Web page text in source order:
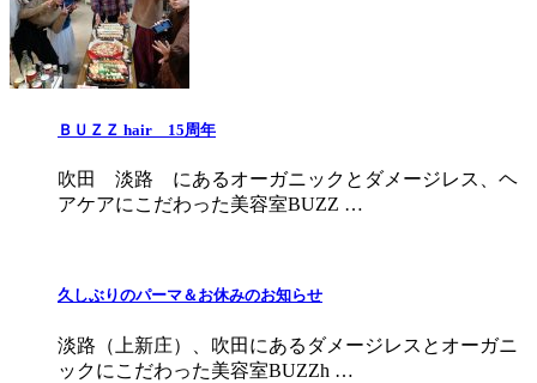
ＢＵＺＺ hair 15周年
吹田 淡路 にあるオーガニックとダメージレス、ヘ
アケアにこだわった美容室BUZZ …
久しぶりのパーマ＆お休みのお知らせ
淡路（上新庄）、吹田にあるダメージレスとオーガニ
ックにこだわった美容室BUZZh …